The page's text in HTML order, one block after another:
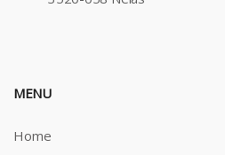
MENU
Home